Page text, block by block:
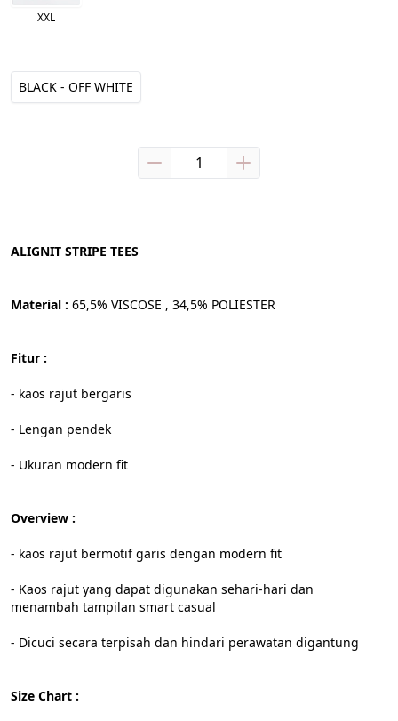
XXL
BLACK - OFF WHITE
ALIGNIT STRIPE TEES
Material : 65,5% VISCOSE , 34,5% POLIESTER
Fitur :
- kaos rajut bergaris
- Lengan pendek
- Ukuran modern fit
Overview :
- kaos rajut bermotif garis dengan modern fit
- Kaos rajut yang dapat digunakan sehari-hari dan
menambah tampilan smart casual
- Dicuci secara terpisah dan hindari perawatan digantung
Size Chart :